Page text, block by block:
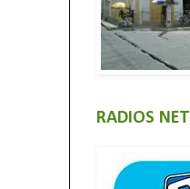
RADIOS NET